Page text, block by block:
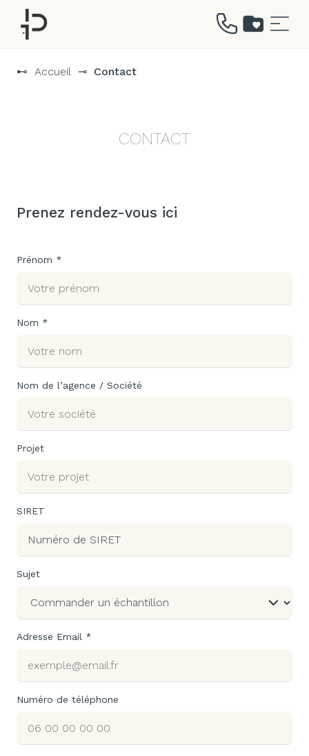
⊷ Accueil ⊸ Contact
CONTACT
Prenez rendez-vous ici
Prénom *
Nom *
Nom de l’agence / Société
Projet
SIRET
Sujet
Adresse Email *
Numéro de téléphone